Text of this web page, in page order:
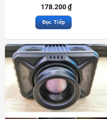
178.200₫
Đọc Tiếp